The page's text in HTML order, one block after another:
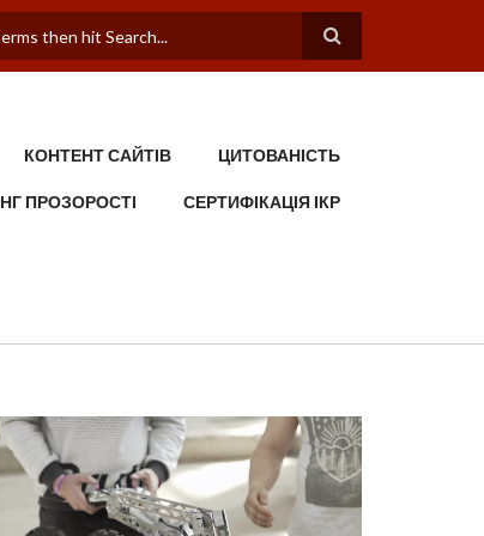
ФОРМА
КОНТЕНТ САЙТІВ ЦИТОВАНІСТЬ
ПРОЗОРОСТІ СЕРТИФІКАЦІЯ ІКР